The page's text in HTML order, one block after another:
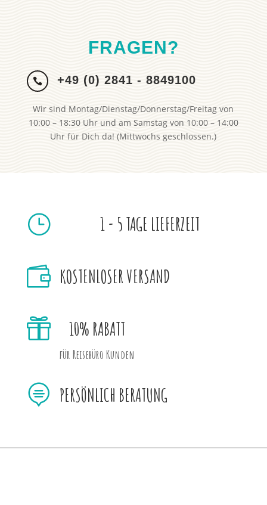
FRAGEN?
 +49 (0) 2841 - 8849100
Wir sind Montag/Dienstag/Donnerstag/Freitag von
10:00 – 18:30 Uhr und am Samstag von 10:00 – 14:00
Uhr für Dich da! (Mittwochs geschlossen.)
} 1 - 5 TAGE LIEFERZEIT
 KOSTENLOSER VERSAND
 10% RABATT
für Reisebüro Kunden
 PERSÖNLICH BERATUNG